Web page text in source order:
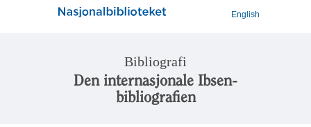
English
Bibliografi
Den internasjonale Ibsen-
bibliografien